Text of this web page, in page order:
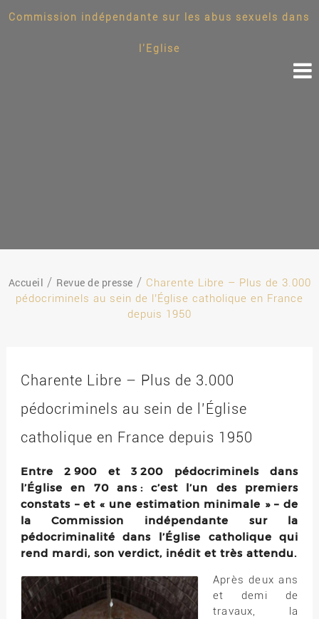
Commission indépendante sur les abus sexuels dans
l'Eglise
Accueil Revue de presse
Charente Libre – Plus de 3.000
pédocriminels au sein de l’Église catholique en France
depuis 1950
Charente Libre – Plus de 3.000
pédocriminels au sein de l’Église
catholique en France depuis 1950
Entre 2 900 et 3 200 pédocriminels dans
l’Église en 70 ans : c’est l’un des premiers
constats – et « une estimation minimale » – de
la Commission indépendante sur la
pédocriminalité dans l’Église catholique qui
rend mardi, son verdict, inédit et très attendu.
Après deux ans
et demi de
travaux, la